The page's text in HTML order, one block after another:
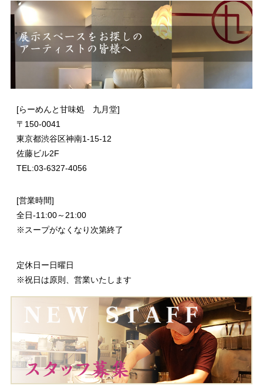
[らーめんと甘味処 九月堂]
〒 150-0041
東京都渋谷区神南1-15-12
佐藤ビル2F
TEL:03-6327-4056
[営業時間]
全日-11:00～21:00
※スープがなくなり次第終了
定休日ー日曜日
※祝日は原則、営業いたします